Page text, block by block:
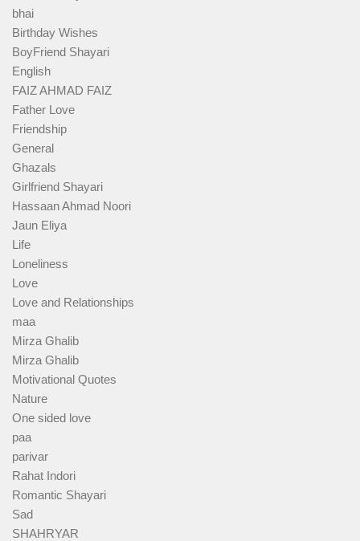
bhai
Birthday Wishes
BoyFriend Shayari
English
FAIZ AHMAD FAIZ
Father Love
Friendship
General
Ghazals
Girlfriend Shayari
Hassaan Ahmad Noori
Jaun Eliya
Life
Loneliness
Love
Love and Relationships
maa
Mirza Ghalib
Mirza Ghalib
Motivational Quotes
Nature
One sided love
paa
parivar
Rahat Indori
Romantic Shayari
Sad
SHAHRYAR